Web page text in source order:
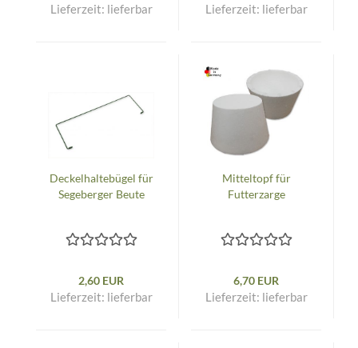
Lieferzeit: lieferbar Lieferzeit: lieferbar
Deckelhaltebügel für
Segeberger Beute
2,60 EUR
Lieferzeit: lieferbar
Mitteltopf für
Futterzarge
6,70 EUR
Lieferzeit: lieferbar